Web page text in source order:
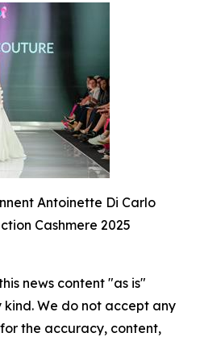
Antoinette Di Carlo
Cashmere 2025
news content "as is"
We do not accept any
the accuracy, content,